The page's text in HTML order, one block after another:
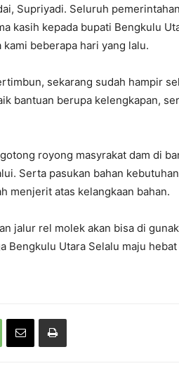
Supriyadi. Seluruh
kasih kepada bupati Bengkulu
beberapa hari yang lalu.
sekarang sudah hampir
bantuan berupa kelengkapan,
royong masyrakat dam di
Serta pasukan bahan
menjerit atas kelangkaan bahan.
jalur rel molek akan bisa di
Bengkulu Utara Selalu maju hebat